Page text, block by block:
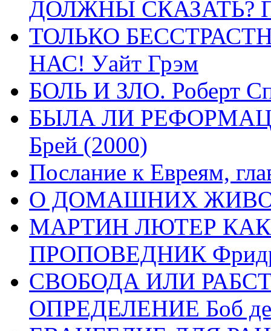
ДОЛЖНЫ СКАЗАТЬ?
ТОЛЬКО
НАС! Уайт Грэм
БОЛЬ И ЗЛО. Роберт
БЫЛА ЛИ
Брей (2000)
Послание к Евреям,
О ДОМАШНИХ
МАРТИН ЛЮТЕР
ПРОПОВЕДНИК
СВОБОДА ИЛИ
ОПРЕДЕЛЕНИЕ Боб де